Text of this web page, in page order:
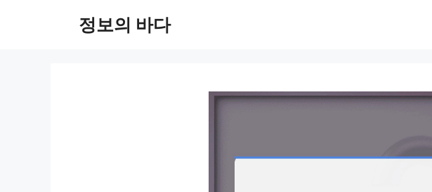
정보의 바다